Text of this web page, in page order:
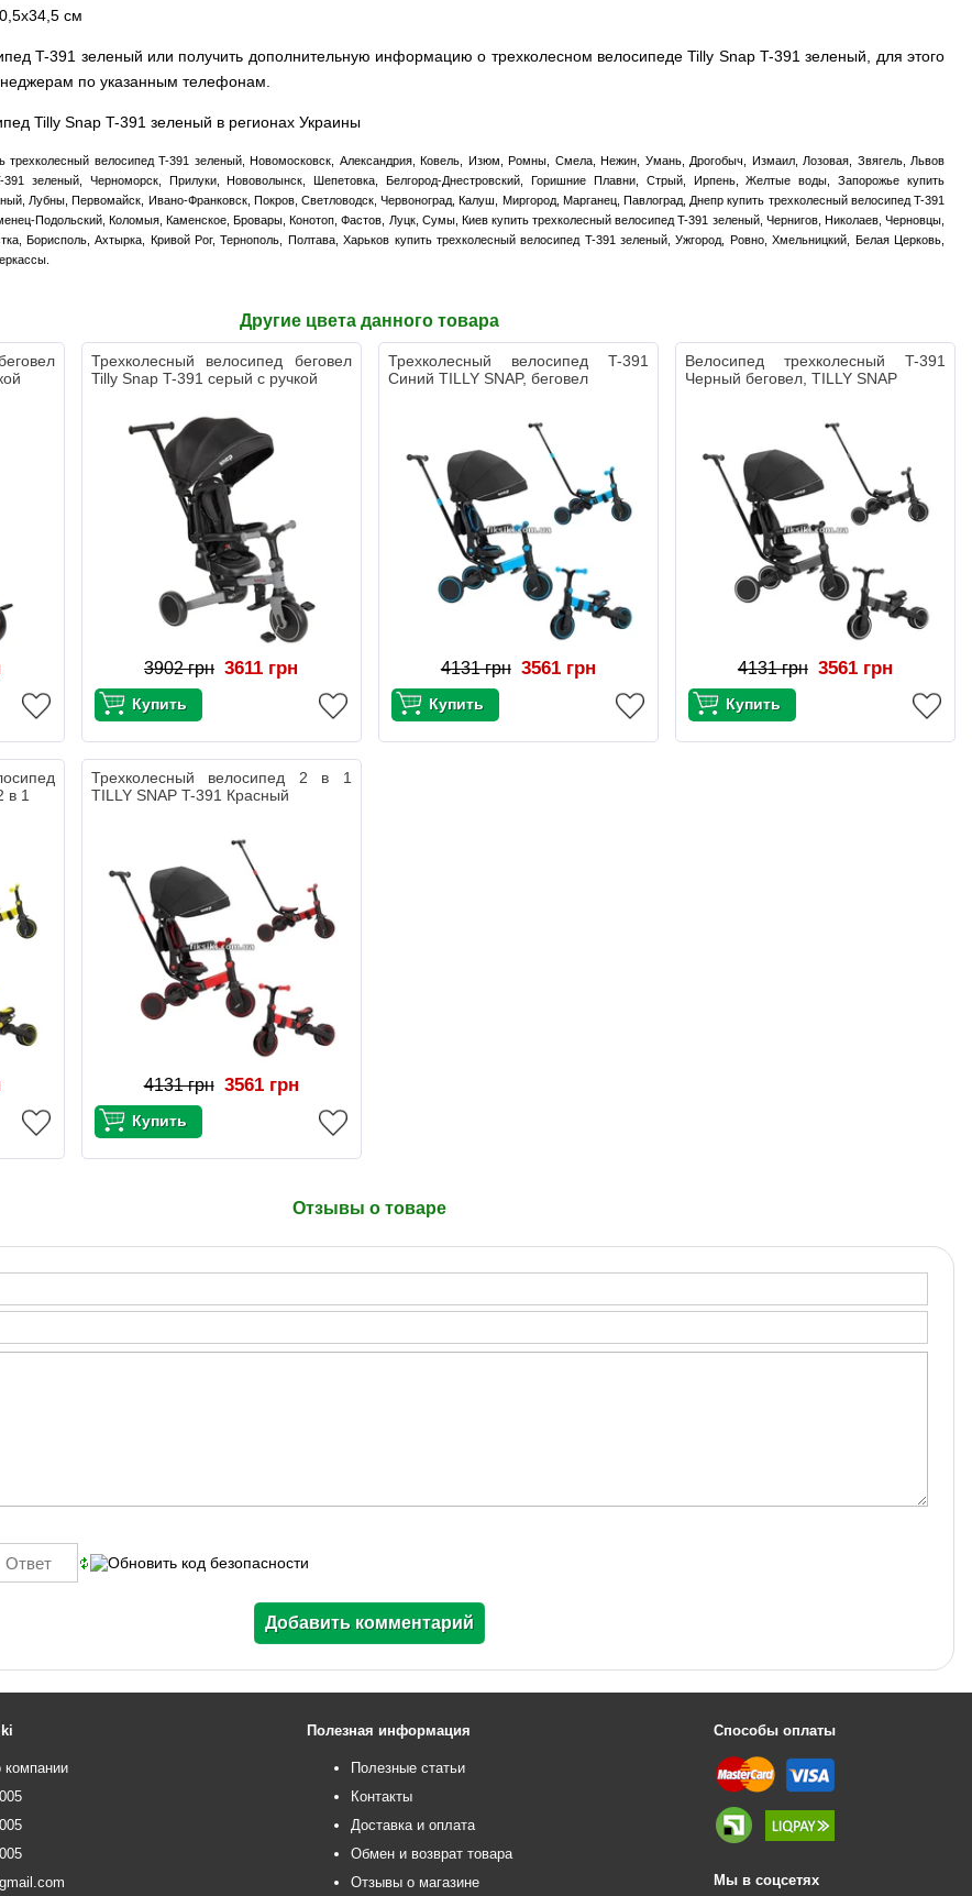
см
T-391 зеленый или получить дополнительную информацию о трехколесном велосипеде Tilly Snap T-391 зеленый, для этого
по указанным телефонам.
Tilly Snap T-391 зеленый в регионах Украины
трехколесный велосипед T-391 зеленый, Новомосковск, Александрия, Ковель, Изюм, Ромны, Смела, Нежин, Умань, Дрогобыч, Измаил, Лозовая, Звягель, Львов
391 зеленый, Черноморск, Прилуки, Нововолынск, Шепетовка, Белгород-Днестровский, Горишние Плавни, Стрый, Ирпень, Желтые воды, Запорожье купить
Лубны, Первомайск, Ивано-Франковск, Покров, Светловодск, Червоноград, Калуш, Миргород, Марганец, Павлоград, Днепр купить трехколесный велосипед T-391
Подольский, Коломыя, Каменское, Бровары, Конотоп, Фастов, Луцк, Сумы, Киев купить трехколесный велосипед T-391 зеленый, Чернигов, Николаев, Черновцы,
Борисполь, Ахтырка, Кривой Рог, Тернополь, Полтава, Харьков купить трехколесный велосипед T-391 зеленый, Ужгород, Ровно, Хмельницкий, Белая Церковь,
Другие цвета данного товара
Трехколесный велосипед беговел
Tilly Snap T-391 серый с ручкой
3902 грн 3611 грн
Трехколесный велосипед T-391
Синий TILLY SNAP, беговел
4131 грн 3561 грн
Велосипед трехколесный T-391
Черный беговел, TILLY SNAP
4131 грн 3561 грн
в 1
Трехколесный велосипед 2 в 1
TILLY SNAP T-391 Красный
4131 грн 3561 грн
Отзывы о товаре
Полезная информация
Полезные статьи
Контакты
Доставка и оплата
Обмен и возврат товара
Отзывы о магазине
Способы оплаты
Мы в соцсетях